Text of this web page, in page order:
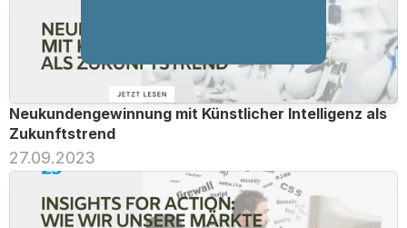
Neukundengewinnung mit Künstlicher Intelligenz als
Zukunftstrend
27.09.2023